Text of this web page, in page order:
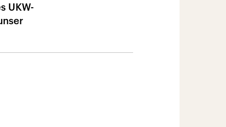
UKW-